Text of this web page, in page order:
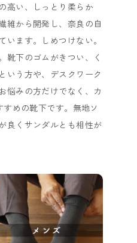
高い、しっとり柔らか
維から開発し、奈良の自
ます。しめつけない。
靴下のゴムがきつい、く
いう方や、デスクワーク
悩みの方だけでなく、カ
めの靴下です。無地ソ
良くサンダルとも相性が